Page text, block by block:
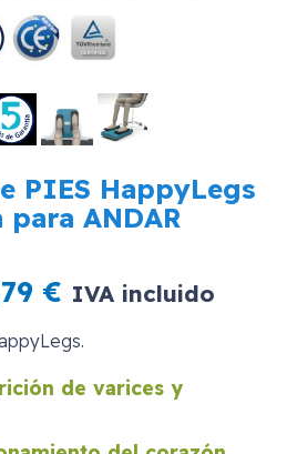
PIES HappyLegs
ANDAR
€.
€ El
actual
es:
361,79 €.
IVA incluido
de varices y